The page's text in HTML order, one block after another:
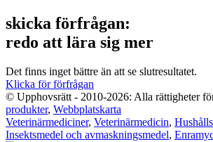
skicka förfrågan:
redo att lära sig mer
Det finns inget bättre än att se slutresultatet.
Klicka för förfrågan
© Upphovsrätt - 2010-2026: Alla rättigheter
produkter, Webbplatskarta
Veterinärmediciner, Veterinärmedicin,
Insektsmedel och avmaskningsmedel,